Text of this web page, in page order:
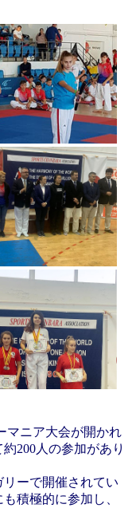
マニア大会が開かれ
200人の参加があり
ーで開催されてい
積極的に参加し、